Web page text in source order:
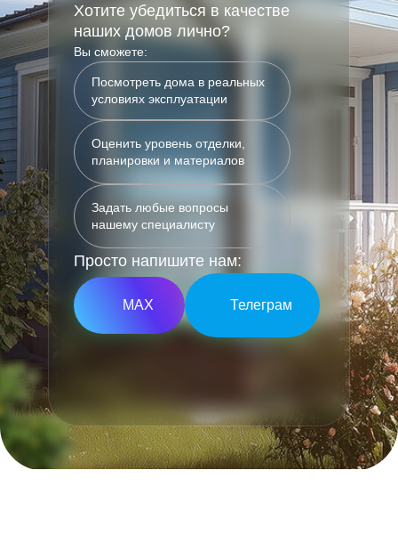
Хотите убедиться в качестве
наших домов лично?
Вы сможете:
Посмотреть дома в реальных
условиях эксплуатации
Оценить уровень отделки,
планировки и материалов
Задать любые вопросы
нашему специалисту
Просто напишите нам:
МАХ Телеграм